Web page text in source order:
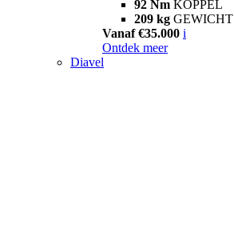
92 Nm KOPPEL
209 kg GEWICHT
Vanaf €35.000 i
Ontdek meer
Diavel